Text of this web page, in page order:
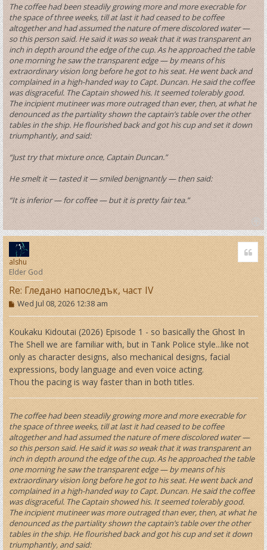
The coffee had been steadily growing more and more execrable for
the space of three weeks, till at last it had ceased to be coffee
altogether and had assumed the nature of mere discolored water —
so this person said. He said it was so weak that it was transparent an
inch in depth around the edge of the cup. As he approached the table
one morning he saw the transparent edge — by means of his
extraordinary vision long before he got to his seat. He went back and
complained in a high-handed way to Capt. Duncan. He said the coffee
was disgraceful. The Captain showed his. It seemed tolerably good.
The incipient mutineer was more outraged than ever, then, at what he
denounced as the partiality shown the captain’s table over the other
tables in the ship. He flourished back and got his cup and set it down
triumphantly, and said:
“Just try that mixture once, Captain Duncan.”
He smelt it — tasted it — smiled benignantly — then said:
“It is inferior — for coffee — but it is pretty fair tea.”
T
o
p
alshu
Elder God
Re: Гледано напоследък, част IV
P
o
s
t
Wed Jul 08, 2026 12:38 am
Koukaku Kidoutai (2026) Episode 1 - so basically the Ghost In
The Shell we are familiar with, but in Tank Police style...like not
only as character designs, also mechanical designs, facial
expressions, body language and even voice acting.
Thou the pacing is way faster than in both titles.
The coffee had been steadily growing more and more execrable for
the space of three weeks, till at last it had ceased to be coffee
altogether and had assumed the nature of mere discolored water —
so this person said. He said it was so weak that it was transparent an
inch in depth around the edge of the cup. As he approached the table
one morning he saw the transparent edge — by means of his
extraordinary vision long before he got to his seat. He went back and
complained in a high-handed way to Capt. Duncan. He said the coffee
was disgraceful. The Captain showed his. It seemed tolerably good.
The incipient mutineer was more outraged than ever, then, at what he
denounced as the partiality shown the captain’s table over the other
tables in the ship. He flourished back and got his cup and set it down
triumphantly, and said: